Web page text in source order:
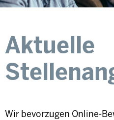
Aktuelle
Wir bevorzugen Online-